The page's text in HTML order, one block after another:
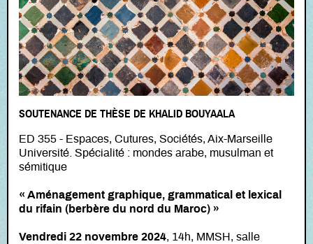
SOUTENANCE DE THÈSE DE KHALID BOUYAALA
ED 355 - Espaces, Cutures, Sociétés, Aix-Marseille
Université. Spécialité : mondes arabe, musulman et
sémitique
« Aménagement graphique, grammatical et lexical
du rifain (berbère du nord du Maroc) »
Vendredi 22 novembre 2024, 14h, MMSH, salle